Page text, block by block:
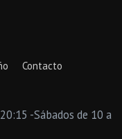
Contacto
-Sábados de 10 a